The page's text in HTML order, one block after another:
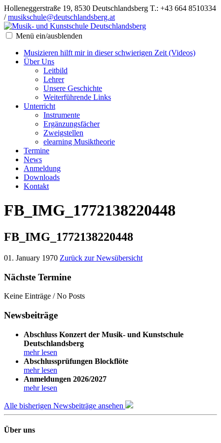
Holleneggerstraße 19, 8530 Deutschlandsberg T.: +43 664 8510334
/musikschule@deutschlandsberg.at
Menü ein/ausblenden
Musizieren hilft mir in dieser schwierigen Zeit (Videos)
Über Uns
Leitbild
Lehrer
Unsere Geschichte
Weiterführende Links
Unterricht
Instrumente
Ergänzungsfächer
Zweigstellen
elearning Musiktheorie
Termine
News
Anmeldung
Downloads
Kontakt
FB_IMG_1772138220448
FB_IMG_1772138220448
01. January 1970 Zurück zur Newsübersicht
Nächste Termine
Keine Einträge / No Posts
Newsbeiträge
Abschluss Konzert der Musik- und Kunstschule
Deutschlandsberg
mehr lesen
Abschlussprüfungen Blockflöte
mehr lesen
Anmeldungen 2026/2027
mehr lesen
Alle bisherigen Newsbeiträge ansehen
Über uns